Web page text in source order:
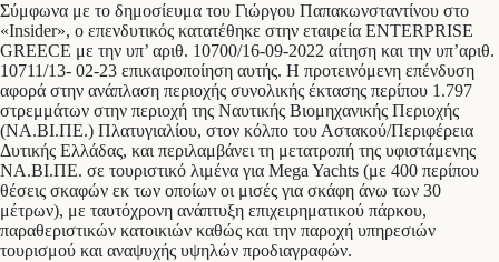
Σύμφωνα με το δημοσίευμα του Γιώργου Παπακωνσταντίνου στο
«Insider», ο επενδυτικός κατατέθηκε στην εταιρεία ENTERPRISE
GREECE με την υπ’ αριθ. 10700/16-09-2022 αίτηση και την υπ’αριθ.
10711/13- 02-23 επικαιροποίηση αυτής. Η προτεινόμενη επένδυση
αφορά στην ανάπλαση περιοχής συνολικής έκτασης περίπου 1.797
στρεμμάτων στην περιοχή της Ναυτικής Βιομηχανικής Περιοχής
(ΝΑ.ΒΙ.ΠΕ.) Πλατυγιαλίου, στον κόλπο του Αστακού/Περιφέρεια
Δυτικής Ελλάδας, και περιλαμβάνει τη μετατροπή της υφιστάμενης
ΝΑ.ΒΙ.ΠΕ. σε τουριστικό λιμένα για Mega Yachts (με 400 περίπου
θέσεις σκαφών εκ των οποίων οι μισές για σκάφη άνω των 30
μέτρων), με ταυτόχρονη ανάπτυξη επιχειρηματικού πάρκου,
παραθεριστικών κατοικιών καθώς και την παροχή υπηρεσιών
τουρισμού και αναψυχής υψηλών προδιαγραφών.